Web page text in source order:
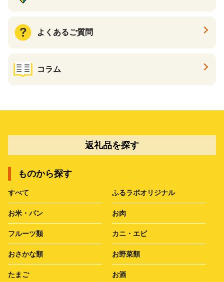
よくあるご質問
コラム
返礼品を探す
ものから探す
すべて ふるラボオリジナル
お米・パン お肉
フルーツ類 カニ・エビ
おさかな類 お野菜類
たまご お酒